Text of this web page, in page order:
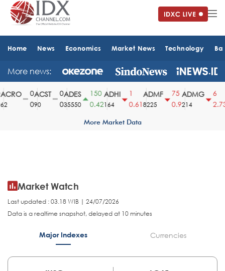
Home News Economics Market News Technology
More news:
ACST
90
ADES
35550
150
0.42
ADHI
164
0.61
ADMF
8225
75
0.9
ADMG
214
2.73
More Market Data
Market Watch
Last updated : 03.18 WIB | 24/07/2026
Data is a realtime snapshot, delayed at 10 minutes
Major Indexes Currencies